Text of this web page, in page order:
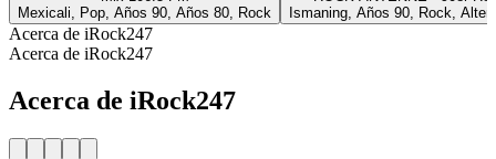
Mexicali, Pop, Años 90, Años 80, Rock
Ismaning, Años 90, Rock,
Acerca de iRock247
Acerca de iRock247
Acerca de iRock247